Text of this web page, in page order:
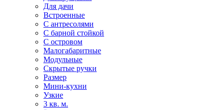
Для дачи
Встроенные
С антресолями
С барной стойкой
С островом
Малогабаритные
Модульные
Скрытые ручки
Размер
Мини-кухни
Узкие
3 кв. м.